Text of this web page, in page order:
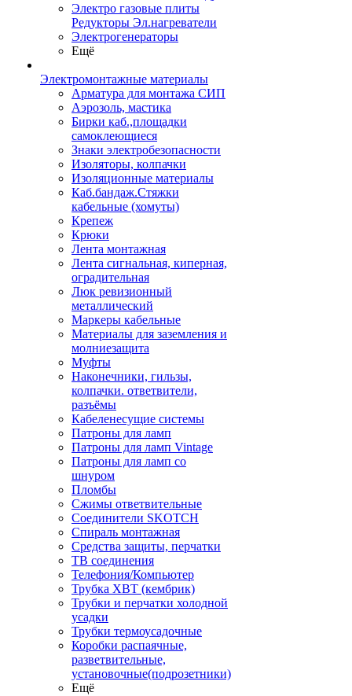
Электро газовые плиты
Редукторы Эл.нагреватели
Электрогенераторы
Ещё
Электромонтажные материалы
Арматура для монтажа СИП
Аэрозоль, мастика
Бирки каб.,площадки
самоклеющиеся
Знаки электробезопасности
Изоляторы, колпачки
Изоляционные материалы
Каб.бандаж.Стяжки
кабельные (хомуты)
Крепеж
Крюки
Лента монтажная
Лента сигнальная, киперная,
оградительная
Люк ревизионный
металлический
Маркеры кабельные
Материалы для заземления и
молниезащита
Муфты
Наконечники, гильзы,
колпачки. ответвители,
разъёмы
Кабеленесущие системы
Патроны для ламп
Патроны для ламп Vintage
Патроны для ламп со
шнуром
Пломбы
Сжимы ответвительные
Соединители SKOTCH
Спираль монтажная
Средства защиты, перчатки
ТВ соединения
Телефония/Компьютер
Трубка ХВТ (кембрик)
Трубки и перчатки холодной
усадки
Трубки термоусадочные
Коробки распаячные,
разветвительные,
установочные(подрозетники)
Ещё